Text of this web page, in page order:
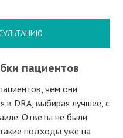
пациентов
чем они
в DRA, выбирая лучшее, с
Ответы не были
подходы уже на